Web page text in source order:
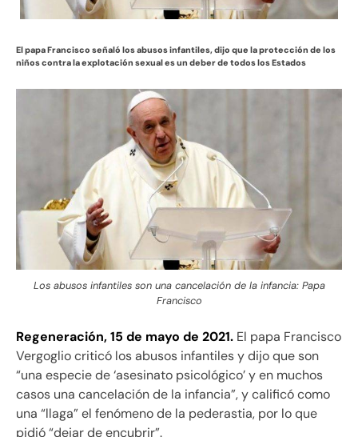
El papa Francisco señaló los abusos infantiles, dijo que la protección de los
niños contra la explotación sexual es un deber de todos los Estados
Los abusos infantiles son una cancelación de la infancia: Papa
Francisco
Regeneración, 15 de mayo de 2021. El papa Francisco
Vergoglio criticó los abusos infantiles y dijo que son
“una especie de ‘asesinato psicológico’ y en muchos
casos una cancelación de la infancia”, y calificó como
una “llaga” el fenómeno de la pederastia, por lo que
pidió “dejar de encubrir”.